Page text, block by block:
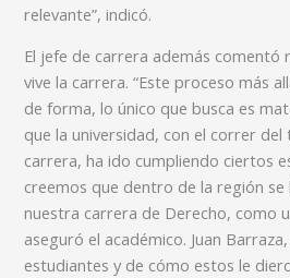
relevante”, indicó.
El jefe de carrera además comentó
vive la carrera. “Este proceso más
de forma, lo único que busca es
que la universidad, con el correr del
carrera, ha ido cumpliendo ciertos
creemos que dentro de la región
nuestra carrera de Derecho, como
aseguró el académico. Juan
estudiantes y de cómo estos le